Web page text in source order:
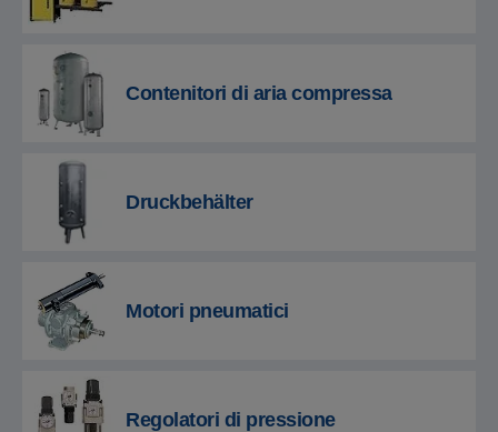
Contenitori di aria compressa
Druckbehälter
Motori pneumatici
Regolatori di pressione